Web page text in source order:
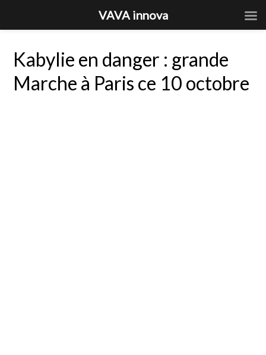
Kabylie en danger : grande
Marche à Paris ce 10 octobre
VAVA innova